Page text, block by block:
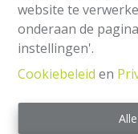
website te
onderaan de
instellingen'.
Cookiebeleid en
Appartement
Boulevard
|Ref: 2389
€ 415.000